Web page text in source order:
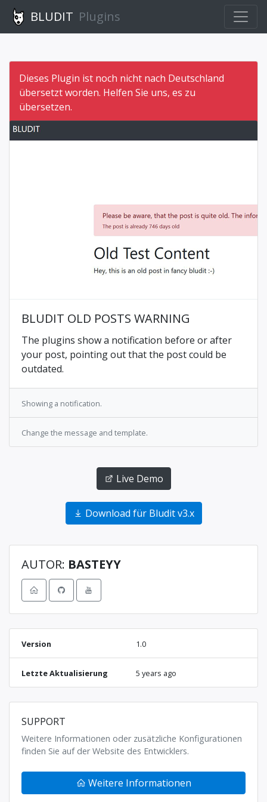
BLUDIT Plugins
Dieses Plugin ist noch nicht nach Deutschland
übersetzt worden. Helfen Sie uns, es zu
übersetzen.
BLUDIT OLD POSTS WARNING
The plugins show a notification before or after
your post, pointing out that the post could be
outdated.
Showing a notification.
Change the message and template.
Live Demo
Download für Bludit v3.x
AUTOR: BASTEYY
Version 1.0
Letzte Aktualisierung 5 years ago
SUPPORT
Weitere Informationen oder zusätzliche Konfigurationen
finden Sie auf der Website des Entwicklers.
Weitere Informationen